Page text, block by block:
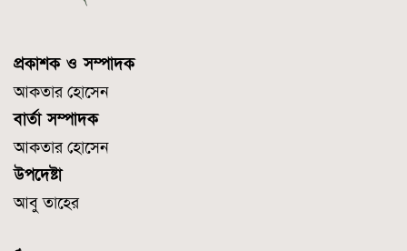
প্রকাশক ও সম্পাদক
আকতার হোসেন
বার্তা সম্পাদক
আকতার হোসেন
উপদেষ্টা
আবু তাহের